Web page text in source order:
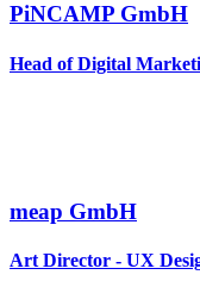
PiNCAMP GmbH
Head of Digital
meap GmbH
Art Director - UX